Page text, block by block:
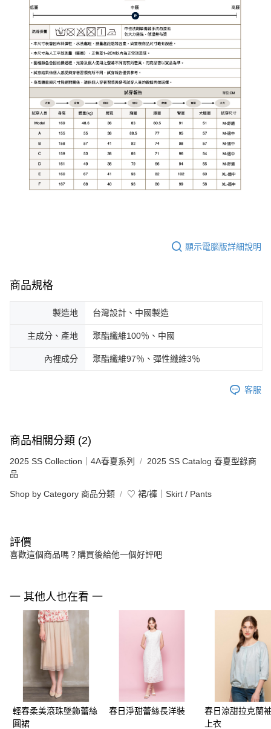
顯示電腦版詳細說明
商品規格
製造地 台灣設計、中國製造
主成分、產地 聚酯纖維100％、中國
內裡成分 聚酯纖維97％、彈性纖維3％
客服
商品相關分類 (2)
2025 SS Collection｜4A春夏系列
2025 SS Catalog 春夏型錄商
品
Shop by Category 商品分類 ♡ 裙/褲｜Skirt / Pants
評價
喜歡這個商品嗎？購買後給他一個好評吧
一 其他人也在看 一
輕春柔美滾珠墜飾蕾絲
圓裙
春日淨甜蕾絲長洋裝
春日涼甜拉克蘭
上衣